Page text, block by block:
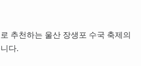
추천하는 울산 장생포 수국 축제의
다.